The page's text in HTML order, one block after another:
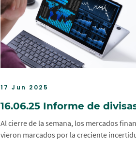
17 Jun 2025
16.06.25 Informe de
Al cierre de la semana, los mercados
vieron marcados por la creciente